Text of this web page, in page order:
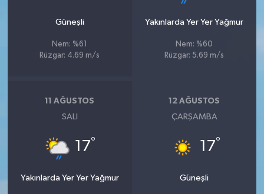
Güneşli
Nem: %61
Rüzgar: 4.69 m/s
Yakınlarda Yer Yer Yağmur
Nem: %60
Rüzgar: 5.69 m/s
11 AĞUSTOS
SALI
17°
Yakınlarda Yer Yer Yağmur
12 AĞUSTOS
ÇARŞAMBA
17°
Güneşli